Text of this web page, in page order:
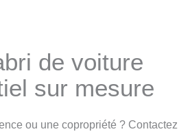
de voiture
sur mesure
ou une copropriété ? Contactez